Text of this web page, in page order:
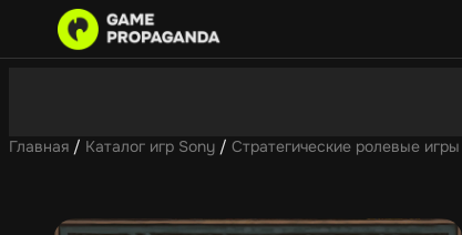
Главная / Каталог игр Sony / Стратегические ролевые игры